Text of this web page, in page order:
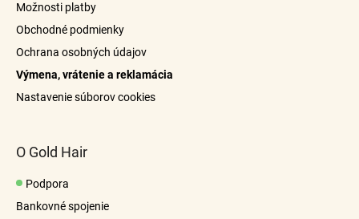
info@goldhair.cz
Možnosti platby
Obchodné podmienky
Ochrana osobných údajov
Výmena, vrátenie a reklamácia
Nastavenie súborov cookies
O Gold Hair
Podpora
Bankovné spojenie